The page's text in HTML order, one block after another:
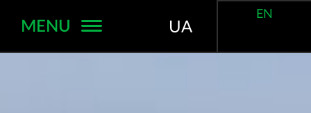
MENU UA
EN